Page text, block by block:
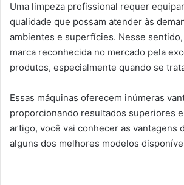
Uma limpeza profissional requer
qualidade que possam atender às
ambientes e superfícies. Nesse sentido,
marca reconhecida no mercado pela
produtos, especialmente quando se
Essas máquinas oferecem inúmeras
proporcionando resultados superiores
artigo, você vai conhecer as vantagens
alguns dos melhores modelos